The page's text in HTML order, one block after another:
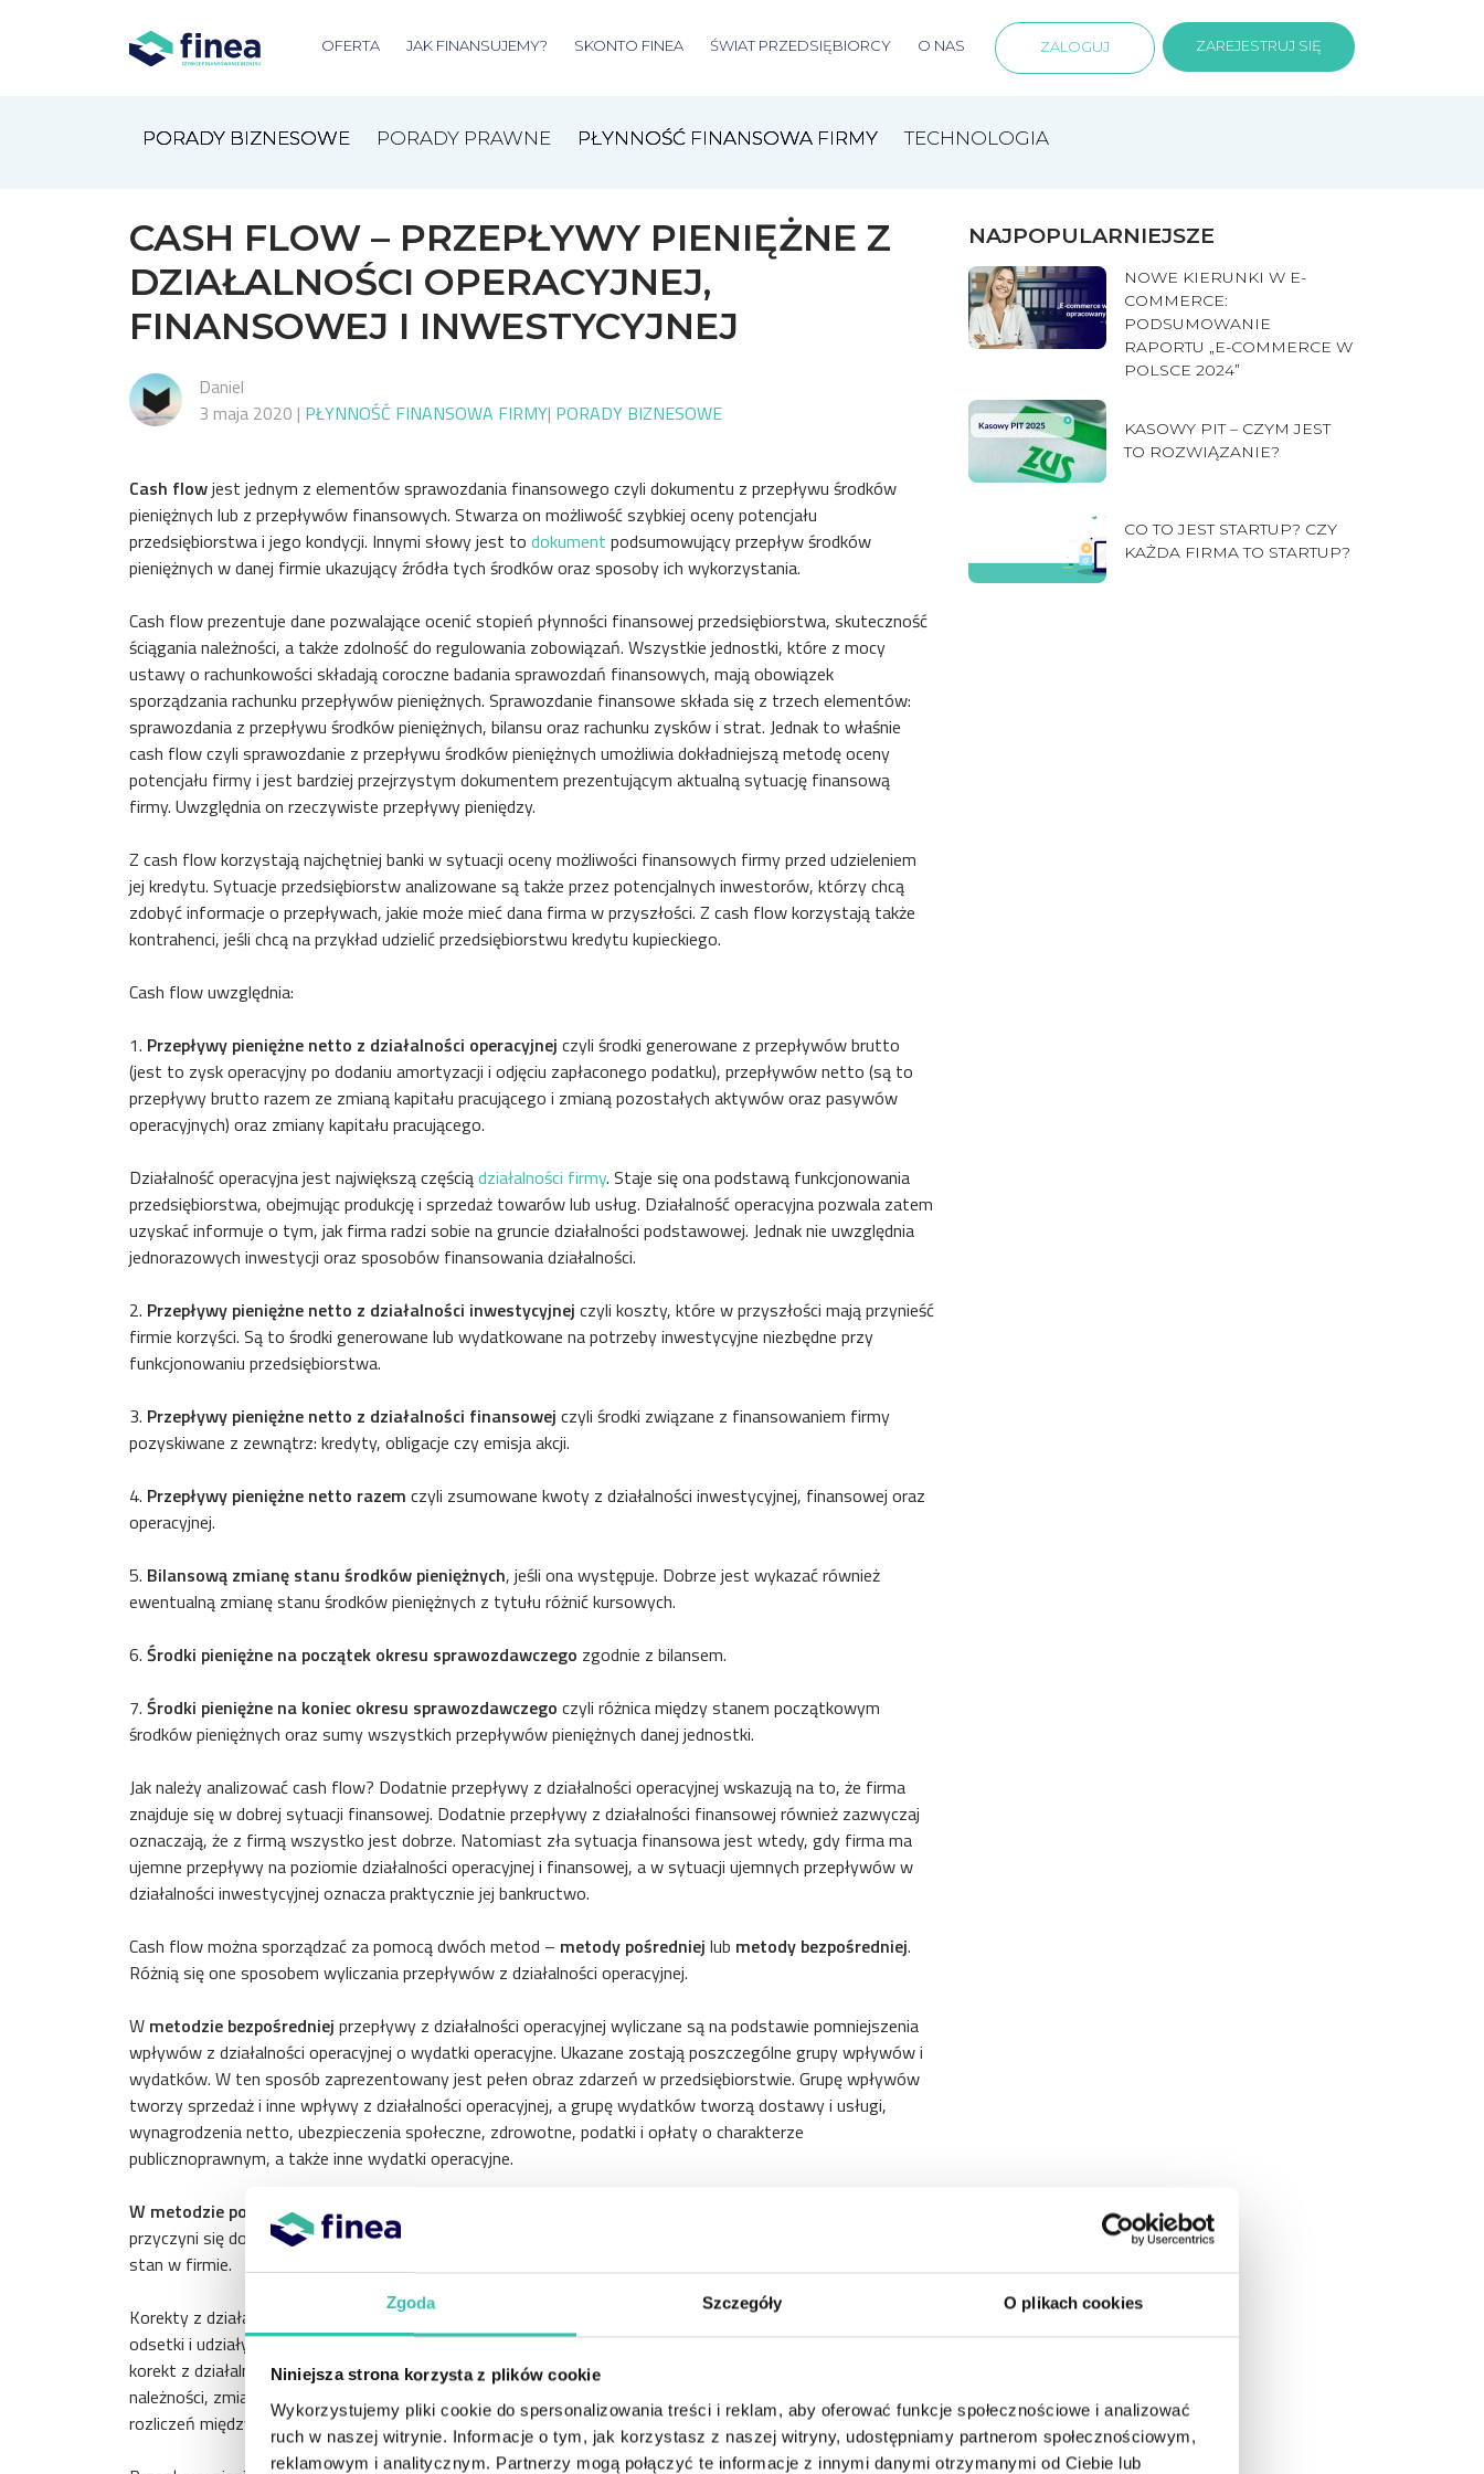
Zgoda Szczegóły O plikach cookies
Niniejsza strona korzysta z plików cookie
Wykorzystujemy pliki cookie do spersonalizowania treści i reklam, aby oferować funkcje społecznościowe i analizować
ruch w naszej witrynie. Informacje o tym, jak korzystasz z naszej witryny, udostępniamy partnerom społecznościowym,
reklamowym i analitycznym. Partnerzy mogą połączyć te informacje z innymi danymi otrzymanymi od Ciebie lub
OFERTA JAK FINANSUJEMY? SKONTO FINEA ŚWIAT PRZEDSIĘBIORCY O NAS ZALOGUJ ZAREJESTRUJ SIĘ
PORADY BIZNESOWE PORADY PRAWNE PŁYNNOŚĆ FINANSOWA FIRMY TECHNOLOGIA
CASH FLOW – PRZEPŁYWY PIENIĘŻNE Z
DZIAŁALNOŚCI OPERACYJNEJ,
FINANSOWEJ I INWESTYCYJNEJ
Daniel
3 maja 2020 | PŁYNNOŚĆ FINANSOWA FIRMY| PORADY BIZNESOWE
Cash flowjest jednym z elementów sprawozdania finansowego czyli dokumentu z przepływu środków
pieniężnych lub z przepływów finansowych. Stwarza on możliwość szybkiej oceny potencjału
przedsiębiorstwa i jego kondycji. Innymi słowy jest to dokument podsumowujący przepływ środków
pieniężnych w danej firmie ukazujący źródła tych środków oraz sposoby ich wykorzystania.
Cash flow prezentuje dane pozwalające ocenić stopień płynności finansowej przedsiębiorstwa, skuteczność
ściągania należności, a także zdolność do regulowania zobowiązań. Wszystkie jednostki, które z mocy
ustawy o rachunkowości składają coroczne badania sprawozdań finansowych, mają obowiązek
sporządzania rachunku przepływów pieniężnych. Sprawozdanie finansowe składa się z trzech elementów:
sprawozdania z przepływu środków pieniężnych, bilansu oraz rachunku zysków i strat. Jednak to właśnie
cash flow czyli sprawozdanie z przepływu środków pieniężnych umożliwia dokładniejszą metodę oceny
potencjału firmy i jest bardziej przejrzystym dokumentem prezentującym aktualną sytuację finansową
firmy. Uwzględnia on rzeczywiste przepływy pieniędzy.
Z cash flow korzystają najchętniej banki w sytuacji oceny możliwości finansowych firmy przed udzieleniem
jej kredytu. Sytuacje przedsiębiorstw analizowane są także przez potencjalnych inwestorów, którzy chcą
zdobyć informacje o przepływach, jakie może mieć dana firma w przyszłości. Z cash flow korzystają także
kontrahenci, jeśli chcą na przykład udzielić przedsiębiorstwu kredytu kupieckiego.
Cash flow uwzględnia:
1. Przepływy pieniężne netto z działalności operacyjnej czyli środki generowane z przepływów brutto
(jest to zysk operacyjny po dodaniu amortyzacji i odjęciu zapłaconego podatku), przepływów netto (są to
przepływy brutto razem ze zmianą kapitału pracującego i zmianą pozostałych aktywów oraz pasywów
operacyjnych) oraz zmiany kapitału pracującego.
Działalność operacyjna jest największą częściądziałalności firmy. Staje się ona podstawą funkcjonowania
przedsiębiorstwa, obejmując produkcję i sprzedaż towarów lub usług. Działalność operacyjna pozwala zatem
uzyskać informuje o tym, jak firma radzi sobie na gruncie działalności podstawowej. Jednak nie uwzględnia
jednorazowych inwestycji oraz sposobów finansowania działalności.
2. Przepływy pieniężne netto z działalności inwestycyjnej czyli koszty, które w przyszłości mają przynieść
firmie korzyści. Są to środki generowane lub wydatkowane na potrzeby inwestycyjne niezbędne przy
funkcjonowaniu przedsiębiorstwa.
3. Przepływy pieniężne netto z działalności finansowej czyli środki związane z finansowaniem firmy
pozyskiwane z zewnątrz: kredyty, obligacje czy emisja akcji.
4. Przepływy pieniężne netto razem czyli zsumowane kwoty z działalności inwestycyjnej, finansowej oraz
operacyjnej.
5. Bilansową zmianę stanu środków pieniężnych, jeśli ona występuje. Dobrze jest wykazać również
ewentualną zmianę stanu środków pieniężnych z tytułu różnić kursowych.
6. Środki pieniężne na początek okresu sprawozdawczego zgodnie z bilansem.
7. Środki pieniężne na koniec okresu sprawozdawczego czyli różnica między stanem początkowym
środków pieniężnych oraz sumy wszystkich przepływów pieniężnych danej jednostki.
Jak należy analizować cash flow? Dodatnie przepływy z działalności operacyjnej wskazują na to, że firma
znajduje się w dobrej sytuacji finansowej. Dodatnie przepływy z działalności finansowej również zazwyczaj
oznaczają, że z firmą wszystko jest dobrze. Natomiast zła sytuacja finansowa jest wtedy, gdy firma ma
ujemne przepływy na poziomie działalności operacyjnej i finansowej, a w sytuacji ujemnych przepływów w
działalności inwestycyjnej oznacza praktycznie jej bankructwo.
Cash flow można sporządzać za pomocą dwóch metod – metody pośredniej lub metody bezpośredniej.
Różnią się one sposobem wyliczania przepływów z działalności operacyjnej.
W metodzie bezpośredniej przepływy z działalności operacyjnej wyliczane są na podstawie pomniejszenia
wpływów z działalności operacyjnej o wydatki operacyjne. Ukazane zostają poszczególne grupy wpływów i
wydatków. W ten sposób zaprezentowany jest pełen obraz zdarzeń w przedsiębiorstwie. Grupę wpływów
tworzy sprzedaż i inne wpływy z działalności operacyjnej, a grupę wydatków tworzą dostawy i usługi,
wynagrodzenia netto, ubezpieczenia społeczne, zdrowotne, podatki i opłaty o charakterze
publicznoprawnym, a także inne wydatki operacyjne.
W metodzie pośredniej
należy wyjść od zysku netto i dokonać odpowiednich korekt. Wprowadzenie korekt
przyczyni się do otrzymaniu kondycji finansowej przedsiębiorstwa, która ma odzwierciedlać rzeczywisty
stan w firmie.
Korekty z działalności operacyjnej obejmują: amortyzację, zyski (lub straty) z tytułu różnic kursowych,
odsetki i udziały w zyskach (dywidendy) oraz zyski (straty) z działalności inwestycyjnej. Natomiast do
korekt z działalności obrotowej należą: zmiana stanu rezerw, zmiana stanu zapasów, zmiana stanu
należności, zmiana stanu zobowiązań krótkoterminowych z wyjątkiem pożyczek i kredytów, zmiana stanu
rozliczeń międzyokresowych oraz inne korekty.
NAJPOPULARNIEJSZE
NOWE KIERUNKI W E-
COMMERCE:
PODSUMOWANIE
RAPORTU „E-COMMERCE W
POLSCE 2024”
KASOWY PIT – CZYM JEST
TO ROZWIĄZANIE?
CO TO JEST STARTUP? CZY
KAŻDA FIRMA TO STARTUP?